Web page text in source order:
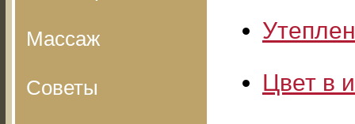
Массаж
Советы
Цвет в